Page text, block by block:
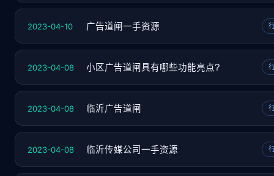
2023-04-10 广告道闸一手资源
2023-04-08 小区广告道闸具有哪些功能亮点?
2023-04-08 临沂广告道闸
2023-04-08 临沂传媒公司一手资源